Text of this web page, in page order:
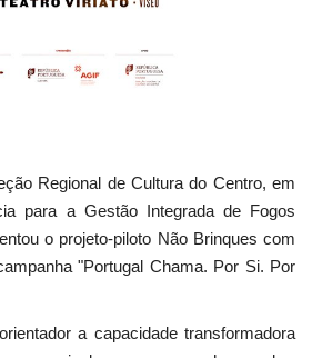
Regional de Cultura do Centro, em
para a Gestão Integrada de Fogos
o projeto-piloto Não Brinques com
"Portugal Chama. Por Si. Por
a capacidade transformadora